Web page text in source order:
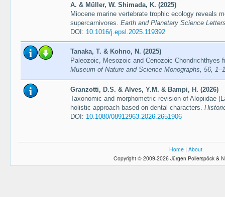
A. & Müller, W. Shimada, K. (2025)
Miocene marine vertebrate trophic ecology reveals
supercarnivores. Earth and Planetary Science
DOI: 10.1016/j.epsl.2025.119392
Tanaka, T. & Kohno, N. (2025)
Paleozoic, Mesozoic and Cenozoic Chondrichthyes
Museum of Nature and Science Monographs, 56,
Granzotti, D.S. & Alves, Y.M. & Bampi, H. (2026)
Taxonomic and morphometric revision of Alopiidae
holistic approach based on dental characters.
DOI: 10.1080/08912963.2026.2651906
Home | About
Copyright © 2009-2026 Jürgen Pollerspöck &